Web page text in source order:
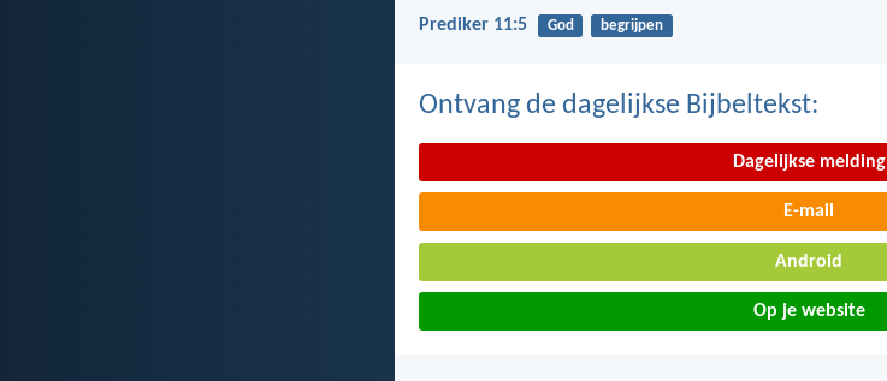
Prediker 11:5 God begrijpen
Ontvang de dagelijkse Bijbeltekst:
Dagelijkse melding
E-mail
Android
Op je website